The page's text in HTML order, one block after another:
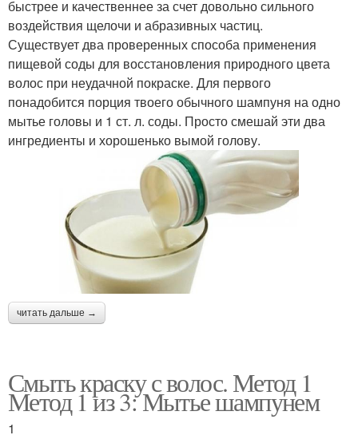
быстрее и качественнее за счет довольно сильного
воздействия щелочи и абразивных частиц.
Существует два проверенных способа применения
пищевой соды для восстановления природного цвета
волос при неудачной покраске. Для первого
понадобится порция твоего обычного шампуня на одно
мытье головы и 1 ст. л. соды. Просто смешай эти два
ингредиенты и хорошенько вымой голову.
читать дальше →
Смыть краску с волос. Метод 1
Метод 1 из 3: Мытье шампунем
1